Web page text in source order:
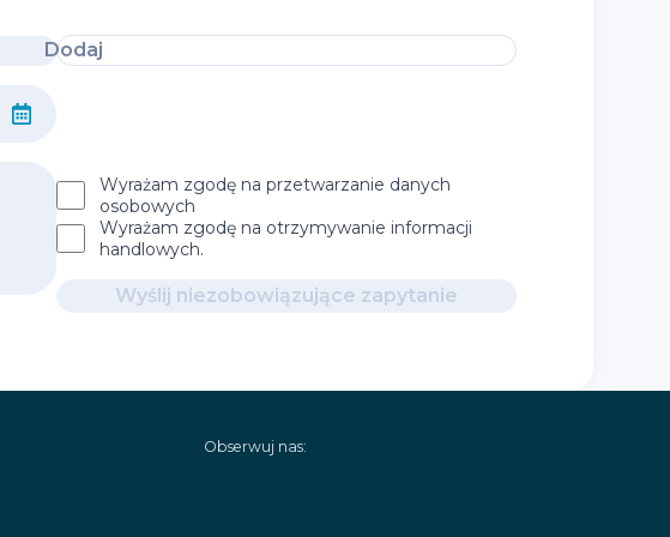
Dodaj
Wyrażam zgodę na przetwarzanie danych
osobowych
Wyrażam zgodę na otrzymywanie informacji
handlowych.
Wyślij niezobowiązujące zapytanie
Obserwuj nas: